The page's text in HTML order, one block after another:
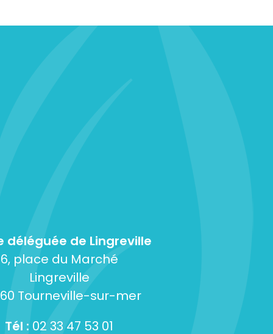
déléguée de Lingreville
6, place du Marché
Lingreville
Tourneville-sur-mer
Tél : 02 33 47 53 01